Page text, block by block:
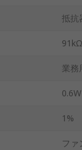
抵抗
91kΩ
業務
0.6W
1%
ファ